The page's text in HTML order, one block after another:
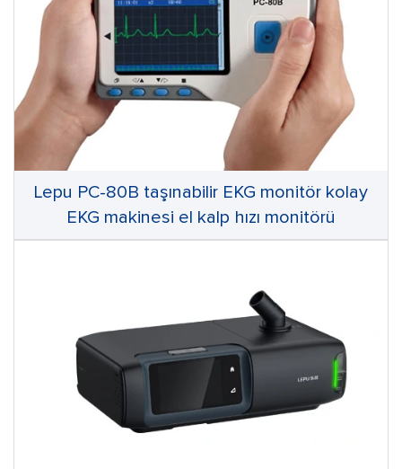
Lepu PC-80B taşınabilir EKG monitör kolay
EKG makinesi el kalp hızı monitörü